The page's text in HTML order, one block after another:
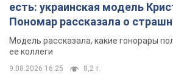
есть: украинская модель
Пономар рассказала о
стороне модельной карьеры
Модель рассказала, какие гонорары
ее коллеги
9.08.2026 16:25 8,2 т.